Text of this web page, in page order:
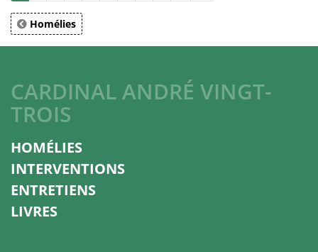
Homélies
CARDINAL ANDRÉ VINGT-
TROIS
HOMÉLIES
INTERVENTIONS
ENTRETIENS
LIVRES